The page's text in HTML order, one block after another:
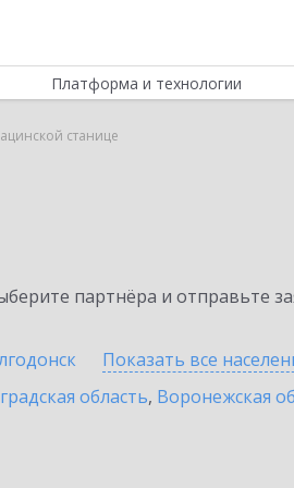
Платформа и технологии
станице
партнёра и отправьте
Показать все
область, Воронежская